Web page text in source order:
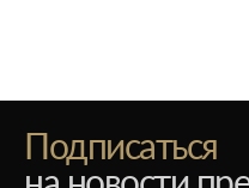
Подписаться